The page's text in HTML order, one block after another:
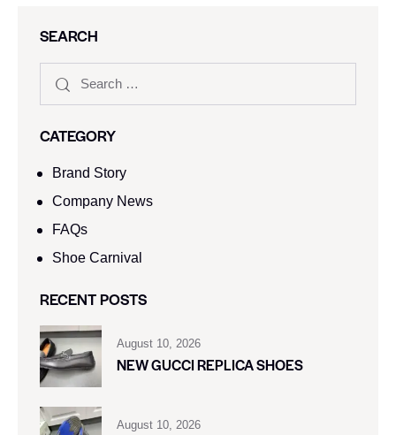
SEARCH
CATEGORY
Brand Story
Company News
FAQs
Shoe Carnival​
RECENT POSTS
August 10, 2026
NEW GUCCI REPLICA SHOES
August 10, 2026